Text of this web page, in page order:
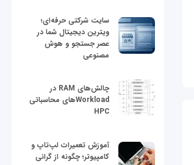
سایت شرکتی حرفه‌ای؛
ویترین دیجیتال شما در
عصر جستجو و هوش
مصنوعی
چالش‌های RAM در
Workloadهای محاسباتی
HPC
آموزش تعمیرات لپ‌تاپ و
کامپیوتر؛ چگونه از گرانی